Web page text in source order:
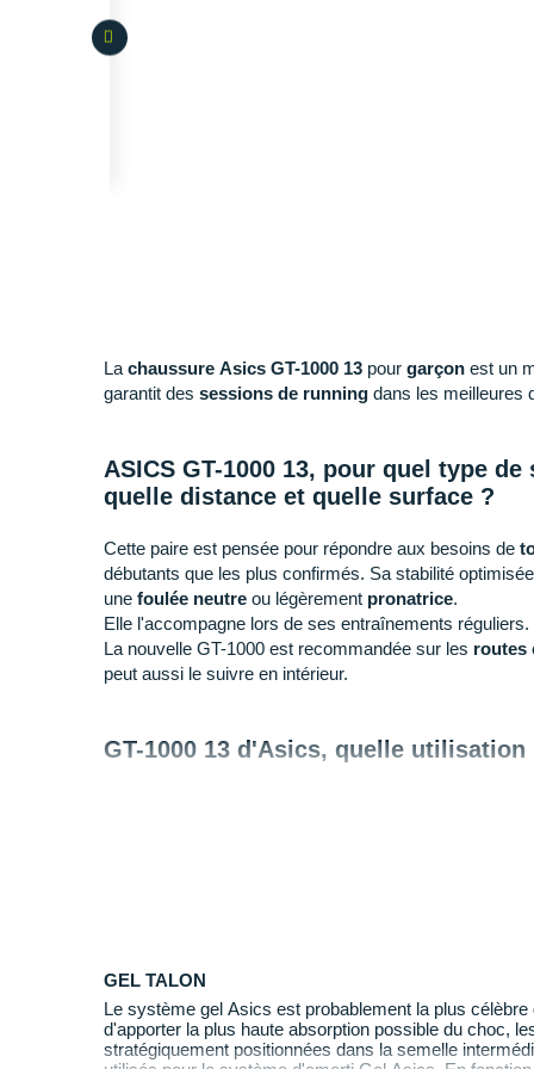
La chaussure Asics GT-1000 13 pour garçon est un
garantit des sessions de running dans les meilleures
ASICS GT-1000 13, pour quel type
quelle distance et quelle surface ?
Cette paire est pensée pour répondre aux besoins de
débutants que les plus confirmés. Sa stabilité
une foulée neutre ou légèrement pronatrice.
Elle l'accompagne lors de ses entraînements réguliers.
La nouvelle GT-1000 est recommandée sur les routes
peut aussi le suivre en intérieur.
GT-1000 13 d'Asics, quelle utilisation
Elle possède de nombreux atouts :
L'amortioptimal associé à une sensation de
Le célèbre procédé à base de gel au niveau de
GEL TALON
Le système gel Asics est probablement la plus
d'apporter la plus haute absorption possible du choc,
stratégiquement positionnées dans la semelle